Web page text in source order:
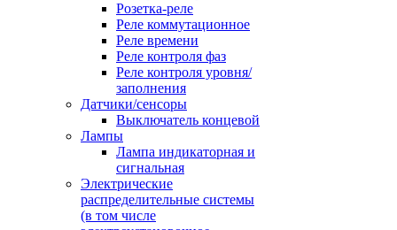
Розетка-реле
Реле коммутационное
Реле времени
Реле контроля фаз
Реле контроля уровня/
заполнения
Датчики/сенсоры
Выключатель концевой
Лампы
Лампа индикаторная и
сигнальная
Электрические
распределительные системы
(в том числе